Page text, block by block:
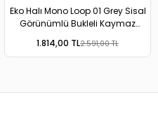
Eko Halı Mono Loop 01 Grey Sisal
Görünümlü Bukleli Kaymaz
1.814,00 TL2.591,00 TL